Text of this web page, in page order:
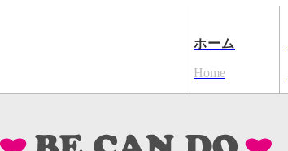
ホーム
Home